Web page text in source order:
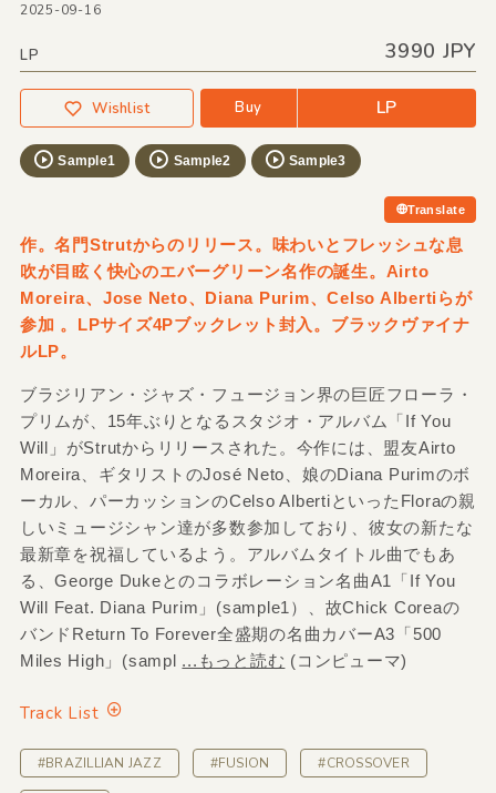
2025-09-16
LP 3990 JPY
Wishlist Buy LP
Sample1 Sample2 Sample3
Translate
作。名門Strutからのリリース。味わいとフレッシュな息
吹が目眩く快心のエバーグリーン名作の誕生。Airto
Moreira、Jose Neto、Diana Purim、Celso Albertiらが
参加 。LPサイズ4Pブックレット封入。ブラックヴァイナ
ルLP。
ブラジリアン・ジャズ・フュージョン界の巨匠フローラ・
プリムが、15年ぶりとなるスタジオ・アルバム「If You
Will」がStrutからリリースされた。今作には、盟友Airto
Moreira、ギタリストのJosé Neto、娘のDiana Purimのボ
ーカル、パーカッションのCelso AlbertiといったFloraの親
しいミュージシャン達が多数参加しており、彼女の新たな
最新章を祝福しているよう。アルバムタイトル曲でもあ
る、George Dukeとのコラボレーション名曲A1「If You
Will Feat. Diana Purim」(sample1）、故Chick Coreaの
バンドReturn To Forever全盛期の名曲カバーA3「500
Miles High」(sampl ...もっと読む (コンピューマ)
Track List
#BRAZILLIAN JAZZ #FUSION #CROSSOVER